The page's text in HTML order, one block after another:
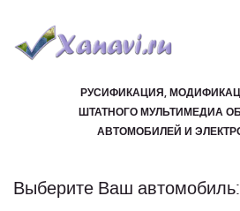
РУСИФИКАЦИЯ,
ШТАТНОГО МУЛЬТИМЕДИА
АВТОМОБИЛЕЙ И
Выберите Ваш автомобиль: